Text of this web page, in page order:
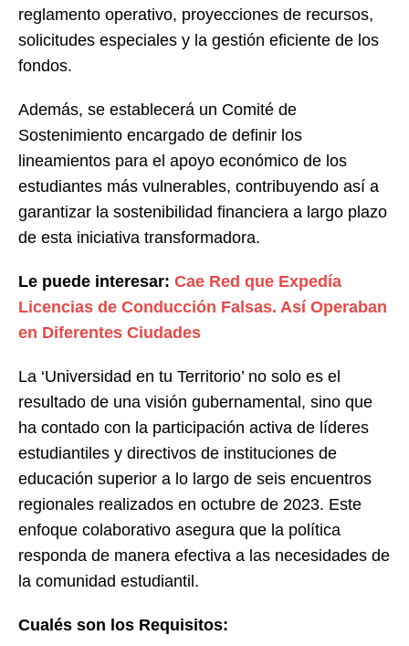
reglamento operativo, proyecciones de recursos,
solicitudes especiales y la gestión eficiente de los
fondos.
Además, se establecerá un Comité de
Sostenimiento encargado de definir los
lineamientos para el apoyo económico de los
estudiantes más vulnerables, contribuyendo así a
garantizar la sostenibilidad financiera a largo plazo
de esta iniciativa transformadora.
Le puede interesar: Cae Red que Expedía
Licencias de Conducción Falsas. Así Operaban
en Diferentes Ciudades
La ‘Universidad en tu Territorio’ no solo es el
resultado de una visión gubernamental, sino que
ha contado con la participación activa de líderes
estudiantiles y directivos de instituciones de
educación superior a lo largo de seis encuentros
regionales realizados en octubre de 2023. Este
enfoque colaborativo asegura que la política
responda de manera efectiva a las necesidades de
la comunidad estudiantil.
Cualés son los Requisitos: